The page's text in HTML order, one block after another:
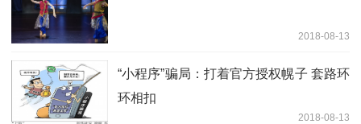
2018-08-13
“小程序”骗局：打着官方授权幌子 套路环
环相扣
2018-08-13